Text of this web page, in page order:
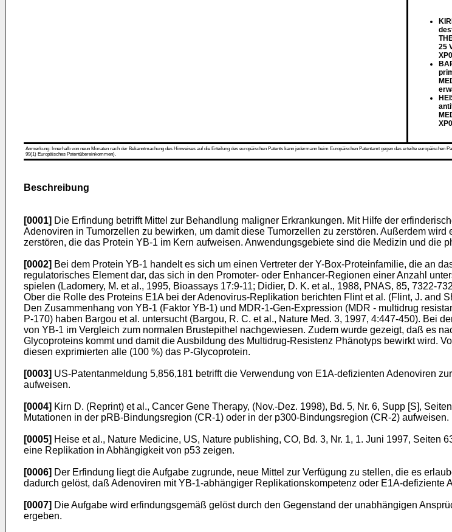
25
Anmerkung: Innerhalb von neun Monaten nach der Bekanntmachung des Hinweises auf die Erteilung des europäischen Patents kann jedermann beim Europäischen Patentamt gegen das erteilte
99(1) Europäisches Patentübereinkommen).
Beschreibung
[0001] Die Erfindung betrifft Mittel zur Behandlung maligner Erkrankungen. Mit Hilfe der
Adenoviren in Tumorzellen zu bewirken, um damit diese Tumorzellen zu zerstören. Außerdem
zerstören, die das Protein YB-1 im Kern aufweisen. Anwendungsgebiete sind die Medizin und die
[0002] Bei dem Protein YB-1 handelt es sich um einen Vertreter der Y-Box-Proteinfamilie, die an
regulatorisches Element dar, das sich in den Promoter- oder Enhancer-Regionen einer Anzahl
spielen (Ladomery, M. et al., 1995, Bioassays 17:9-11; Didier, D. K. et al., 1988, PNAS, 85, 7322-
Ober die Rolle des Proteins E1A bei der Adenovirus-Replikation berichten Flint et al. (Flint, J. and
Den Zusammenhang von YB-1 (Faktor YB-1) und MDR-1-Gen-Expression (MDR - multidrug
P-170) haben Bargou et al. untersucht (Bargou, R. C. et al., Nature Med. 3, 1997, 4:447-450). Bei
von YB-1 im Vergleich zum normalen Brustepithel nachgewiesen. Zudem wurde gezeigt, daß es
Glycoproteins kommt und damit die Ausbildung des Multidrug-Resistenz Phänotyps bewirkt wird.
diesen exprimierten alle (100 %) das P-Glycoprotein.
[0003] US-Patentanmeldung 5,856,181 betrifft die Verwendung von E1A-defizienten Adenoviren
aufweisen.
[0004] Kirn D. (Reprint) et al., Cancer Gene Therapy, (Nov.-Dez. 1998), Bd. 5, Nr. 6, Supp [S],
Mutationen in der pRB-Bindungsregion (CR-1) oder in der p300-Bindungsregion (CR-2) aufweisen.
[0005] Heise et al., Nature Medicine, US, Nature publishing, CO, Bd. 3, Nr. 1, 1. Juni 1997,
eine Replikation in Abhängigkeit von p53 zeigen.
[0006] Der Erfindung liegt die Aufgabe zugrunde, neue Mittel zur Verfügung zu stellen, die es
dadurch gelöst, daß Adenoviren mit YB-1-abhängiger Replikationskompetenz oder E1A-defiziente
[0007] Die Aufgabe wird erfindungsgemäß gelöst durch den Gegenstand der unabhängigen
ergeben.